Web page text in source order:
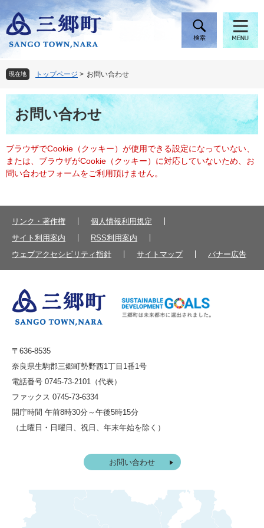
ー
ジ
頭
で
す
ニ
ュ
飛
ば
し
現在地 トップページ > お問い合わせ
本
文お問い合わせ
ブラウザでCookie（クッキー）が使用できる設定になっていない、
または、ブラウザがCookie（クッキー）に対応していないため、お
問い合わせフォームをご利用頂けません。
リンク・著作権
個人情報利用規定
サイト利用案内
RSS利用案内
ウェブアクセシビリティ指針
サイトマップ バナー広告
〒636-8535
奈良県生駒郡三郷町勢野西1丁目1番1号
電話番号 0745-73-2101（代表）
ファックス 0745-73-6334
開庁時間 午前8時30分～午後5時15分
（土曜日・日曜日、祝日、年末年始を除く）
お問い合わせ